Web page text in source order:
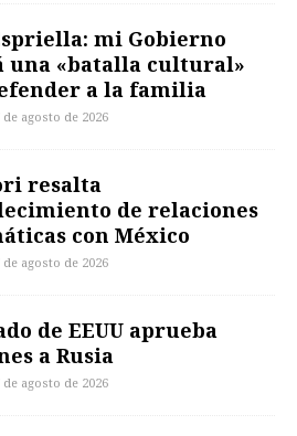
mi Gobierno
«batalla cultural»
a la familia
agosto de 2026
resalta
de relaciones
con México
agosto de 2026
de EEUU aprueba
a Rusia
agosto de 2026